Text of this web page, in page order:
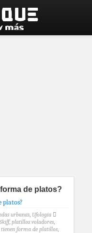
de platos?
urbanas, Ufología
, platillos voladores,
tienen forma de platillos,